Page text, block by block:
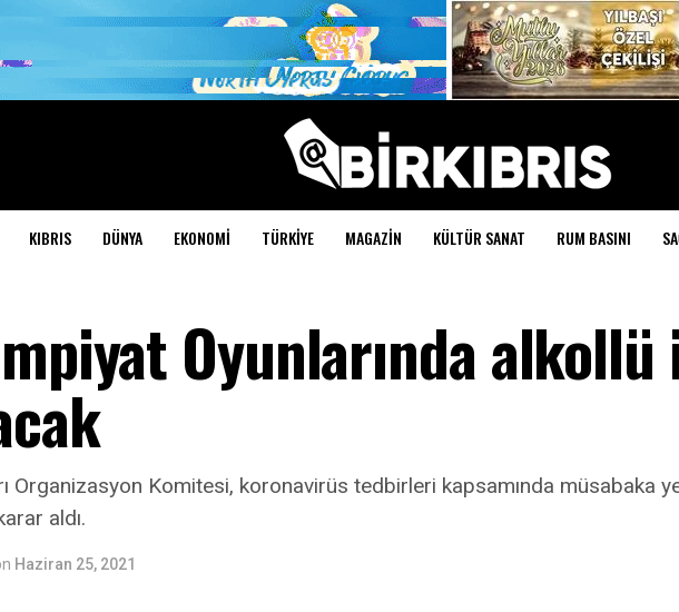
KIBRIS DÜNYA EKONOMI TÜRKIYE MAGAZIN KÜLTÜR SANAT RUM BASINI
Oyunlarında
Organizasyon Komitesi, koronavirüs tedbirleri kapsamında müsabaka
aldı.
Haziran 25, 2021